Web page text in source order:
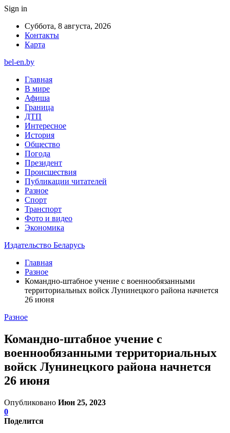
Sign in
Суббота, 8 августа, 2026
Контакты
Карта
bel-en.by
Главная
В мире
Афиша
Граница
ДТП
Интересное
История
Общество
Погода
Президент
Происшествия
Публикации читателей
Разное
Спорт
Транспорт
Фото и видео
Экономика
Издательство Беларусь
Главная
Разное
Командно-штабное учение с военнообязанными
территориальных войск Лунинецкого района начнется
26 июня
Разное
Командно-штабное учение с
военнообязанными территориальных
войск Лунинецкого района начнется
26 июня
Опубликовано Июн 25, 2023
0
Поделится